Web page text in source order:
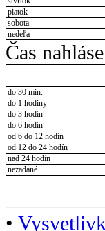
piatok
sobota
nedeľa
Čas
do 30 min.
do 1 hodiny
do 3 hodín
do 6 hodín
od 6 do 12 hodín
od 12 do 24 hodín
nad 24 hodín
nezadané
•